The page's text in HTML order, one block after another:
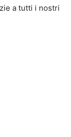
a tutti i nostri